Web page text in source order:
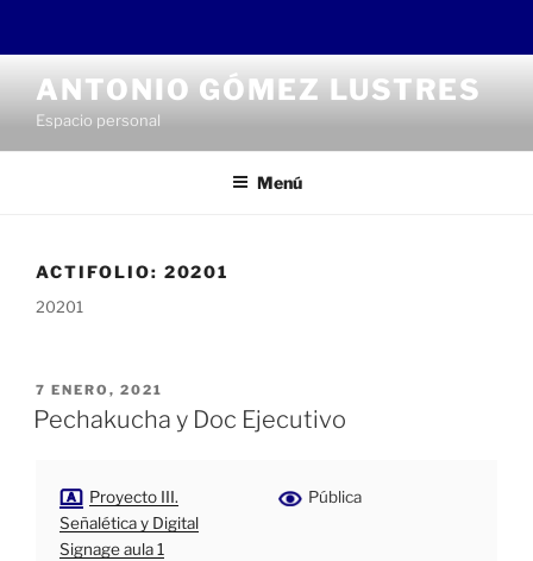
contenido
ANTONIO GÓMEZ LUSTRES
Espacio personal
Menú
ACTIFOLIO: 20201
20201
PUBLICADO
EL
7 ENERO, 2021
Pechakucha y Doc Ejecutivo
Proyecto III.
Señalética y Digital
Signage aula 1
Pública